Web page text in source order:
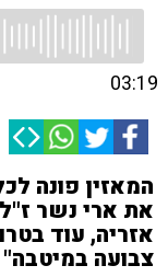
03:19
המאזין פונה
את ארי נשר
אזריה, עוד
צבועה במיטבה"